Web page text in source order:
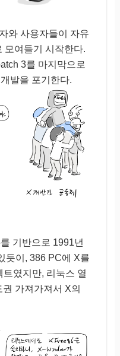
와 사용자들이 자유
모여들기 시작한다.
3를 마지막으로
발을 포기한다.
기반으로 1991년
듯이, 386 PC에 X를
였지만, 리눅스 열
가져가져서 X의